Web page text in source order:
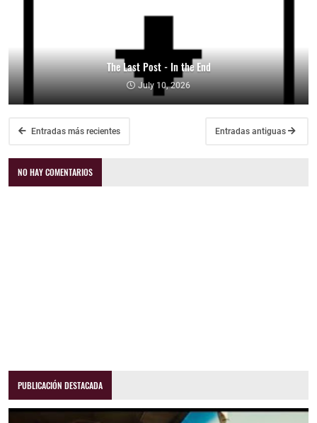
The Last Post - In the End
July 10, 2026
Entradas más recientes Entradas antiguas
NO HAY COMENTARIOS
PUBLICACIÓN DESTACADA